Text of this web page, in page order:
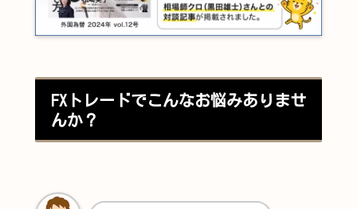
FXトレードでこんなお悩みありませ
んか？